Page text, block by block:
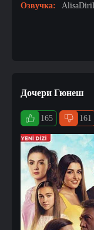
Озвучка:
Дочери Гюнеш
165 161